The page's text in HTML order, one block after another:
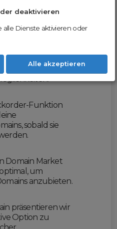
und profitiere
dir den
und bieten dir
Funktion
sobald sie
Domain Market
um
anzubieten.
präsentieren wir
Option zu
deaktivieren
alle Dienste aktivieren oder
Alle akzeptieren